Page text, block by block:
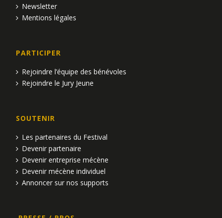
Newsletter
Mentions légales
PARTICIPER
Rejoindre l’équipe des bénévoles
Rejoindre le Jury Jeune
SOUTENIR
Les partenaires du Festival
Devenir partenaire
Devenir entreprise mécène
Devenir mécène individuel
Annoncer sur nos supports